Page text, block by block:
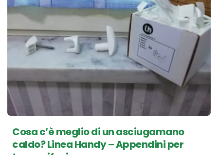
Cosa c’è meglio di un asciugamano
caldo? Linea Handy – Appendini per